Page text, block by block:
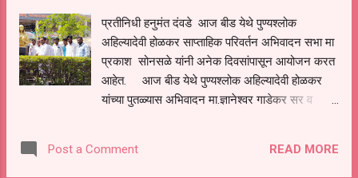
गुटखा विक्री गोरख धंदा शहर परिसरात व खेड्यापाड्यात
बोकाळली आहे. मानवी आरोग्यास हानिकारक असलेल्या
गुटका शहरा...
प्रतीनिधी हनुमंत दंवडे आज बीड येथे पुण्यश्लोक
अहिल्यादेवी होळकर साप्ताहिक परिवर्तन अभिवादन सभा मा
प्रकाश सोनसळे यांनी अनेक दिवसांपासून आयोजन करत
आहेत. आज बीड येथे पुण्यश्लोक अहिल्यादेवी होळकर
यांच्या पुतळ्यास अभिवादन मा.ज्ञानेश्वर गाडेकर सर व
ग्रामसेवक यांच्या हस्ते करण्यात आले. तर राजे यशवंतराव
Post a Comment READ MORE